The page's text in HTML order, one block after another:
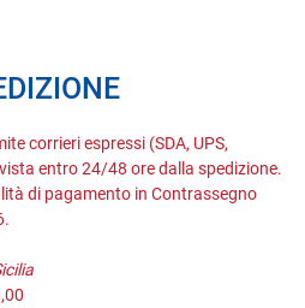
corrieri espressi (SDA, UPS,
entro 24/48 ore dalla spedizione.
di pagamento in Contrassegno